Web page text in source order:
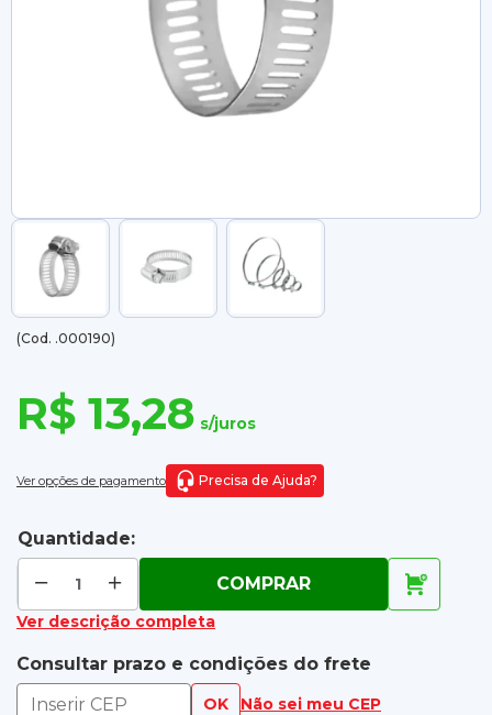
(Cod. .000190)
R$ 13,28 s/juros
Ver opções de pagamento Precisa de Ajuda?
Quantidade:
COMPRAR
Ver descrição completa
Consultar prazo e condições do frete
OK Não sei meu CEP